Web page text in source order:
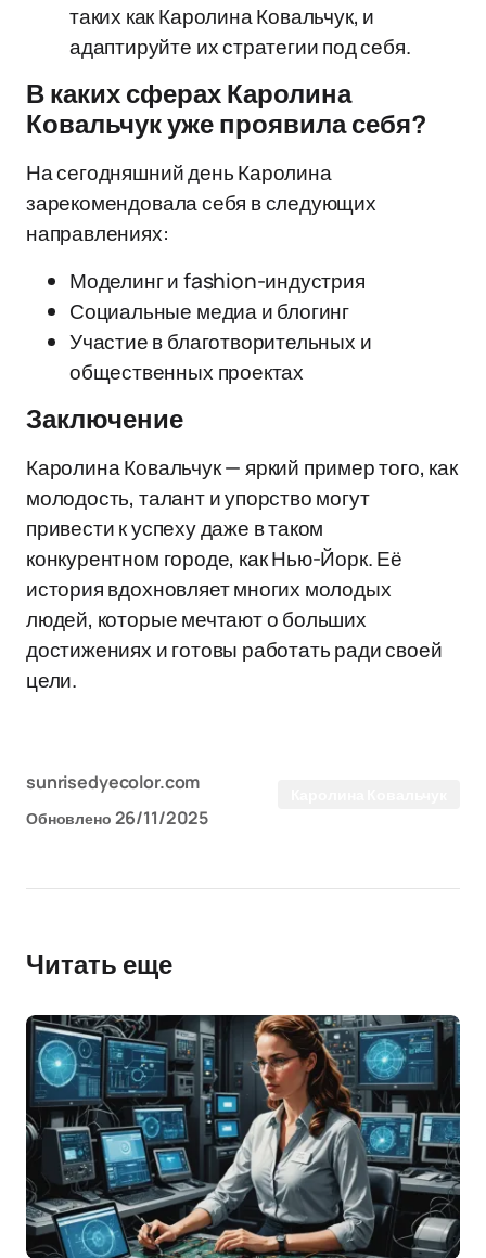
таких как Каролина Ковальчук, и
адаптируйте их стратегии под себя.
В каких сферах Каролина
Ковальчук уже проявила себя?
На сегодняшний день Каролина
зарекомендовала себя в следующих
направлениях:
Моделинг и fashion-индустрия
Социальные медиа и блогинг
Участие в благотворительных и
общественных проектах
Заключение
Каролина Ковальчук — яркий пример того, как
молодость, талант и упорство могут
привести к успеху даже в таком
конкурентном городе, как Нью-Йорк. Её
история вдохновляет многих молодых
людей, которые мечтают о больших
достижениях и готовы работать ради своей
цели.
sunrisedyecolor.com
Обновлено 26/11/2025
Читать еще